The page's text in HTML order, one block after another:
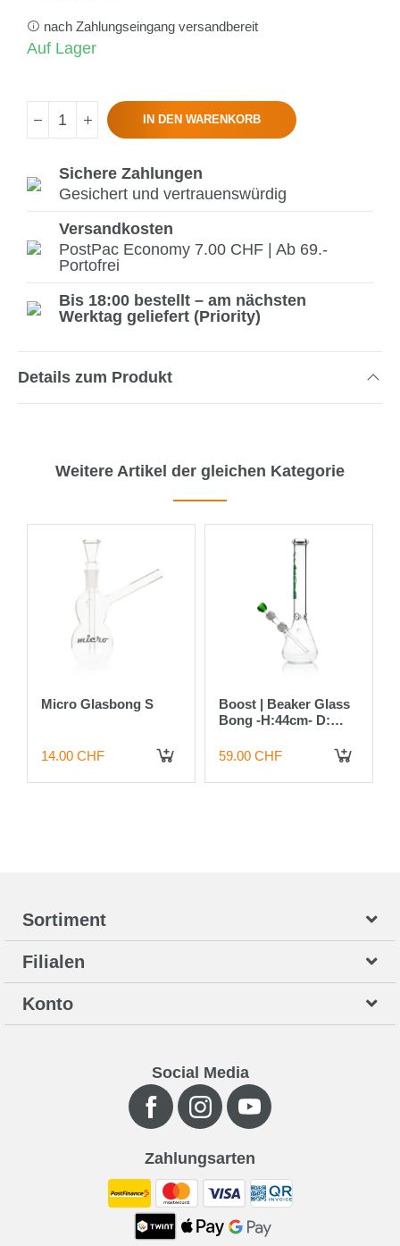
nach Zahlungseingang versandbereit
Auf Lager
IN DEN WARENKORB
Sichere Zahlungen
Gesichert und vertrauenswürdig
Versandkosten
PostPac Economy 7.00 CHF | Ab 69.-
Portofrei
Bis 18:00 bestellt – am nächsten
Werktag geliefert (Priority)
Details zum Produkt
Weitere Artikel der gleichen Kategorie
Micro Glasbong S
14.00 CHF
Boost | Beaker Glass
Bong -H:44cm- D:
Socket:18.8mm-
59.00 CHF
Sortiment
Filialen
Konto
Social Media
Zahlungsarten